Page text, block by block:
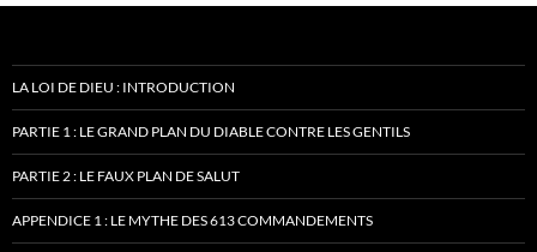
LA LOI DE DIEU : INTRODUCTION
PARTIE 1 : LE GRAND PLAN DU DIABLE CONTRE LES GENTILS
PARTIE 2 : LE FAUX PLAN DE SALUT
APPENDICE 1 : LE MYTHE DES 613 COMMANDEMENTS